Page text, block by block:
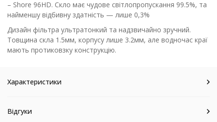
– Shore 96HD. Скло має чудове світлопропускання 99.5%, та
найменшу відбивну здатність — лише 0,3%
Дизайн фільтра ультратонкий та надзвичайно зручний.
Товщина скла 1.5мм, корпусу лише 3.2мм, але водночас краї
мають протиковзку конструкцію.
Характеристики
Відгуки